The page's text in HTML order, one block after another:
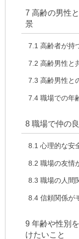
7 高齢の男性
景
7.1 高齢者が持
7.2 高齢男性と
7.3 高齢男性と
7.4 職場での年
8 職場で仲の
8.1 心理的な安
8.2 職場の友情
8.3 職場の人間
8.4 信頼関係が
9 年齢や性別
けたいこと